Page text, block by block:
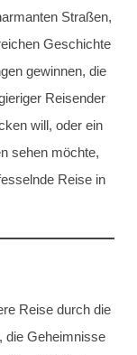
Straßen,
Geschichte
gewinnen, die
Reisender
will, oder ein
sehen möchte,
Reise in
Reise durch die
die Geheimnisse